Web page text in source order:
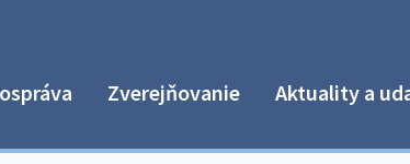
Zverejňovanie Aktuality a